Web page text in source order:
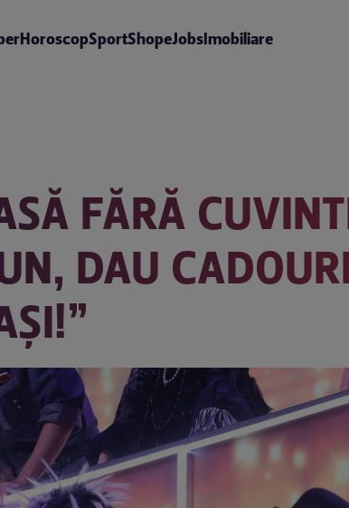
HoroscopSportShopeJobsImobiliare
FĂRĂ
DAU